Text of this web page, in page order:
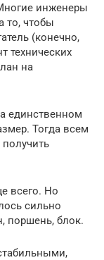
инженеры
то, чтобы
(конечно,
технических
на
единственном
Тогда всем
всего. Но
сильно
поршень, блок.